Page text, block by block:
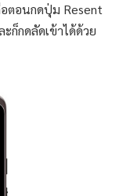
ตอนกดปุ่ม Resent
ก็กดลัดเข้าได้ด้วย